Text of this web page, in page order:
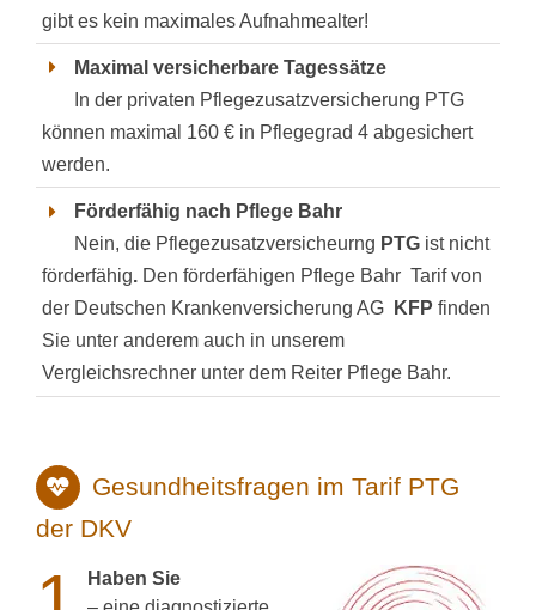
gibt es kein maximales Aufnahmealter!
Maximal versicherbare Tagessätze
In der privaten Pflegezusatzversicherung PTG
können maximal 160 € in Pflegegrad 4 abgesichert
werden.
Förderfähig nach Pflege Bahr
Nein, die Pflegezusatzversicheurng PTG ist nicht
förderfähig. Den förderfähigen Pflege Bahr Tarif von
der Deutschen Krankenversicherung AG
KFP finden
Sie unter anderem auch in unserem
Vergleichsrechner unter dem Reiter Pflege Bahr.
Gesundheitsfragen im Tarif PTG
der DKV
Haben Sie